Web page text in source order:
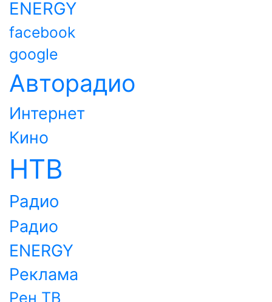
ENERGY
facebook
google
Авторадио
Интернет
Кино
НТВ
Радио
Радио
ENERGY
Реклама
Рен ТВ